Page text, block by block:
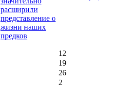
расширили
представление о
жизни наших
предков
12
19
26
2